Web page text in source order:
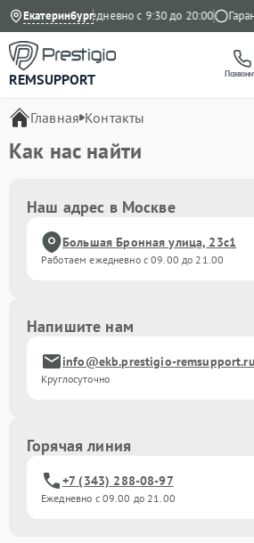
Екатеринбург
на Яндекс Ежедневно с 9:30 до 20:00
REMSUPPORT
Главная Контакты
Как нас найти
Наш адрес в Москве
Большая Бронная улица, 23с1
Работаем ежедневно с 09.00 до 21.00
Напишите нам
info@ekb.prestigio-remsupport.ru
Круглосуточно
Горячая линия
+7 (343) 288-08-97
Ежедневно с 09.00 до 21.00